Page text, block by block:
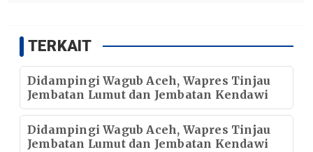
TERKAIT
Didampingi Wagub Aceh, Wapres Tinjau
Jembatan Lumut dan Jembatan Kendawi
Didampingi Wagub Aceh, Wapres Tinjau
Jembatan Lumut dan Jembatan Kendawi